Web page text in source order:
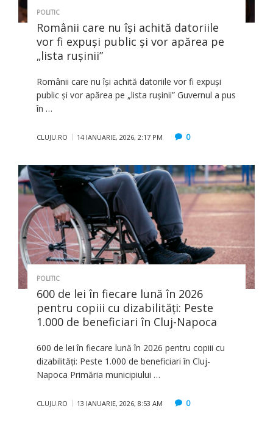
POLITIC
Românii care nu își achită datoriile
vor fi expuși public și vor apărea pe
„lista rușinii”
Românii care nu își achită datoriile vor fi expuși
public și vor apărea pe „lista rușinii” Guvernul a pus
în …
CLUJU.RO 14 IANUARIE, 2026, 2:17 PM 0
POLITIC
600 de lei în fiecare lună în 2026
pentru copiii cu dizabilități: Peste
1.000 de beneficiari în Cluj-Napoca
600 de lei în fiecare lună în 2026 pentru copiii cu
dizabilități: Peste 1.000 de beneficiari în Cluj-
Napoca Primăria municipiului …
CLUJU.RO 13 IANUARIE, 2026, 8:53 AM 0